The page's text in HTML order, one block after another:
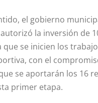
el gobierno
la inversión de
que se inicien los
con el
se aportarán los 16
primer etapa.